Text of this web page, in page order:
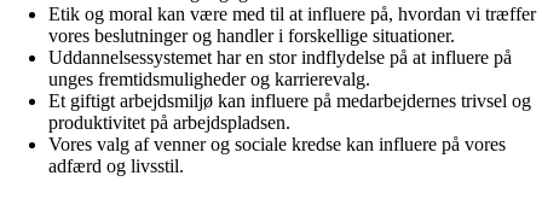
Etik og moral kan være med til at influere på, hvordan vi træffer
vores beslutninger og handler i forskellige situationer.
Uddannelsessystemet har en stor indflydelse på at influere på
unges fremtidsmuligheder og karrierevalg.
Et giftigt arbejdsmiljø kan influere på medarbejdernes trivsel og
produktivitet på arbejdspladsen.
Vores valg af venner og sociale kredse kan influere på vores
adfærd og livsstil.